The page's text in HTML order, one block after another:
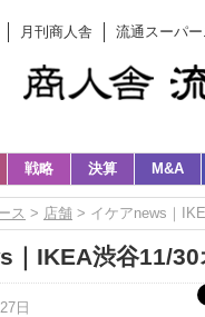
月刊商人舎 流通スーパ
戦略 決算 M&A
ス > 店舗 > イケアnews｜
｜IKEA渋谷11/
日